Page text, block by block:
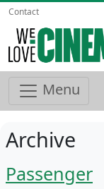
Contact
Menu
Archive
Passenger